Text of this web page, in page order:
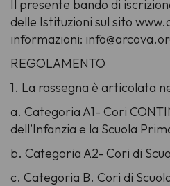
Il presente bando di
delle Istituzioni sul sito
informazioni:
REGOLAMENTO
1. La rassegna è articolata
a. Categoria A1- Cori
dell’Infanzia e la Scuola
b. Categoria A2- Cori di
c. Categoria B. Cori di